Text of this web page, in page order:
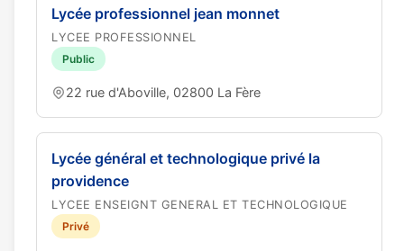
Lycée professionnel jean monnet
LYCEE PROFESSIONNEL
Public
22 rue d'Aboville, 02800 La Fère
Lycée général et technologique privé la
providence
LYCEE ENSEIGNT GENERAL ET TECHNOLOGIQUE
Privé